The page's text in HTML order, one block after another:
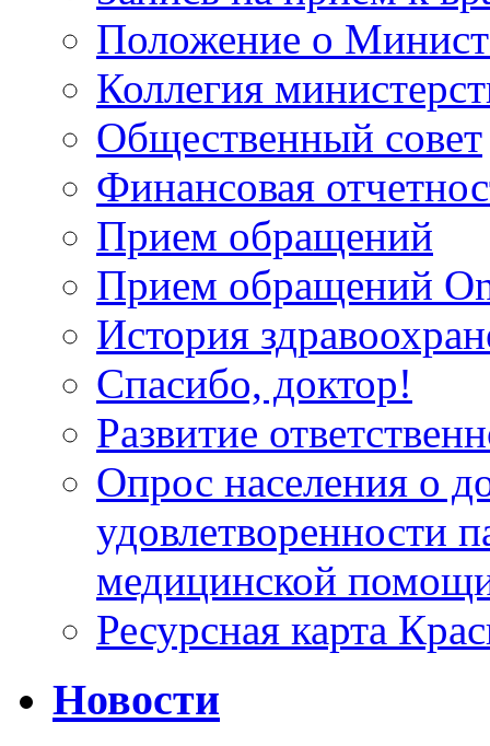
Положение о
Коллегия
Общественный совет
Финансовая
Прием обращений
Прием обращений
История
Спасибо, доктор!
Развитие
Опрос населения о
удовлетворенности
медицинской
Ресурсная карта
Новости